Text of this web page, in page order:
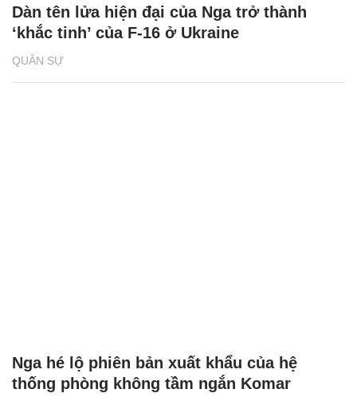
QUÂN SỰ
Dàn tên lửa hiện đại của Nga trở thành
‘khắc tinh’ của F-16 ở Ukraine
Nga hé lộ phiên bản xuất khẩu của hệ
thống phòng không tầm ngắn Komar